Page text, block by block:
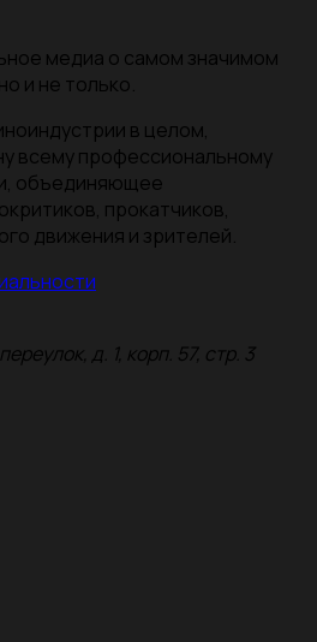
медиа о самом значимом
и не только.
в целом,
всему профессиональному
объединяющее
прокатчиков,
движения и зрителей.
д. 1, корп. 57, стр. 3